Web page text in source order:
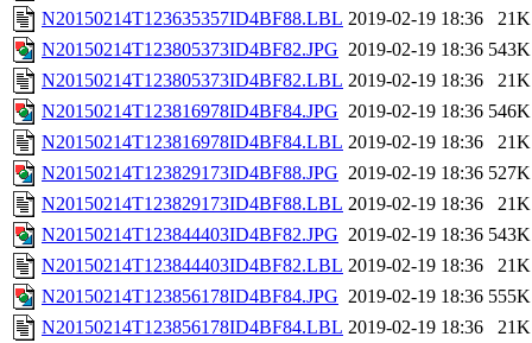
N20150214T123635357ID4BF88.LBL 2019-02-19 18:36
21K
N20150214T123805373ID4BF82.JPG 2019-02-19 18:36 543K
N20150214T123805373ID4BF82.LBL 2019-02-19 18:36
21K
N20150214T123816978ID4BF84.JPG 2019-02-19 18:36 546K
N20150214T123816978ID4BF84.LBL 2019-02-19 18:36
21K
N20150214T123829173ID4BF88.JPG 2019-02-19 18:36 527K
N20150214T123829173ID4BF88.LBL 2019-02-19 18:36
21K
N20150214T123844403ID4BF82.JPG 2019-02-19 18:36 543K
N20150214T123844403ID4BF82.LBL 2019-02-19 18:36
21K
N20150214T123856178ID4BF84.JPG 2019-02-19 18:36 555K
N20150214T123856178ID4BF84.LBL 2019-02-19 18:36
21K